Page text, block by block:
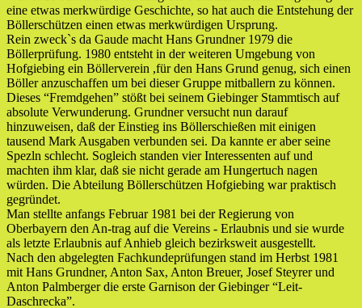
eine etwas merkwürdige Geschichte, so hat auch die Entstehung der
Böllerschützen einen etwas merkwürdigen Ursprung.
Rein zweck`s da Gaude macht Hans Grundner 1979 die
Böllerprüfung. 1980 entsteht in der weiteren Umgebung von
Hofgiebing ein Böllerverein ,für den Hans Grund genug, sich einen
Böller anzuschaffen um bei dieser Gruppe mitballern zu können.
Dieses “Fremdgehen” stößt bei seinem Giebinger Stammtisch auf
absolute Verwunderung. Grundner versucht nun darauf
hinzuweisen, daß der Einstieg ins Böllerschießen mit einigen
tausend Mark Ausgaben verbunden sei. Da kannte er aber seine
Spezln schlecht. Sogleich standen vier Interessenten auf und
machten ihm klar, daß sie nicht gerade am Hungertuch nagen
würden. Die Abteilung Böllerschützen Hofgiebing war praktisch
gegründet.
Man stellte anfangs Februar 1981 bei der Regierung von
Oberbayern den An-trag auf die Vereins - Erlaubnis und sie wurde
als letzte Erlaubnis auf Anhieb gleich bezirksweit ausgestellt.
Nach den abgelegten Fachkundeprüfungen stand im Herbst 1981
mit Hans Grundner, Anton Sax, Anton Breuer, Josef Steyrer und
Anton Palmberger die erste Garnison der Giebinger “Leit-
Daschrecka”.